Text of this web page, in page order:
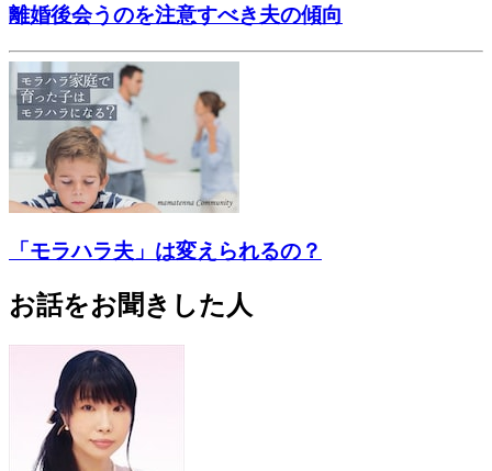
離婚後会うのを注意すべき夫の傾向
「モラハラ夫」は変えられるの？
お話をお聞きした人